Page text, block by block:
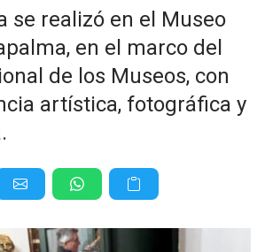
se realizó en el Museo
en el marco del
de los Museos, con
artística, fotográfica y